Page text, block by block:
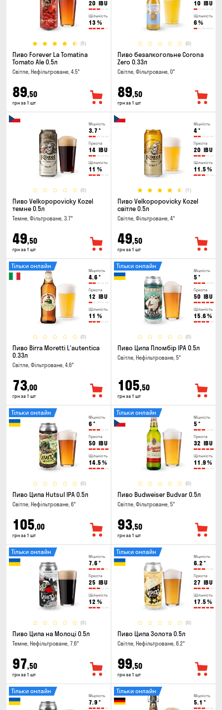
20 IBU
Щільність
13 %
(5)
Пиво Forever La Tomatina
Tomato Ale 0.5л
Світле, Нефільтроване, 4.5°
89,50
грн за 1 шт
10 IBU
Щільність
6 %
(0)
Пиво безалкогольне Corona
Zero 0.33л
Світле, Фільтроване, 0°
89,50
грн за 1 шт
Міцність
3.7 °
Гіркота
14 IBU
Щільність
11 %
(0)
Пиво Velkopopovicky Kozel
темне 0.5л
Темне, Фільтроване, 3.7°
49,50
грн за 1 шт
Міцність
4°
Гіркота
20 IBU
Щільність
11.5 %
(1)
Пиво Velkopopovicky Kozel
світле 0.5л
Світле, Фільтроване, 4°
49,50
грн за 1 шт
Міцність
4.6 °
Гіркота
12 IBU
Щільність
11 %
(0)
Тільки онлайн
Пиво Birra Moretti L'autentica
0.33л
Світле, Фільтроване, 4.6°
73,00
грн за 1 шт
Міцність
5 °
Гіркота
50 IBU
Щільність
15.6 %
(0)
Тільки онлайн
Пиво Ципа Пломбір IPA 0.5л
Світле, Нефільтроване, 5°
105,50
грн за 1 шт
Міцність
6 °
Гіркота
50 IBU
Щільність
14.5 %
(0)
Тільки онлайн
Пиво Ципа Hutsul IPA 0.5л
Світле, Нефільтроване, 6°
105,00
грн за 1 шт
Міцність
5 °
Гіркота
32 IBU
Щільність
11.9 %
(0)
Тільки онлайн
Пиво Budweiser Budvar 0.5л
Світле, Фільтроване, 5°
93,50
грн за 1 шт
Міцність
7.6 °
Гіркота
25 IBU
Щільність
12 %
(0)
Тільки онлайн
Пиво Ципа на Молоці 0.5л
Темне, Нефільтроване, 7.6°
97,50
грн за 1 шт
Міцність
6.2 °
Гіркота
27 IBU
Щільність
17.5 %
(0)
Тільки онлайн
Пиво Ципа Золота 0.5л
Світле, Нефільтроване, 6.2°
99,50
грн за 1 шт
Міцність
7.9 °
Тільки онлайн
Міцність
5.1 °
Тільки онлайн